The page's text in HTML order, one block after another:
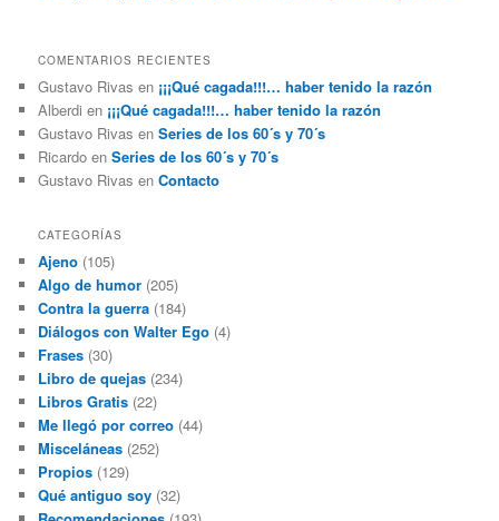
COMENTARIOS RECIENTES
Gustavo Rivas en ¡¡¡Qué cagada!!!… haber tenido la razón
Alberdi en ¡¡¡Qué cagada!!!… haber tenido la razón
Gustavo Rivas enSeries de los 60´s y 70´s
Ricardo enSeries de los 60´s y 70´s
Gustavo Rivas enContacto
CATEGORÍAS
Ajeno (105)
Algo de humor (205)
Contra la guerra (184)
Diálogos con Walter Ego (4)
Frases (30)
Libro de quejas (234)
Libros Gratis (22)
Me llegó por correo (44)
Misceláneas (252)
Propios (129)
Qué antiguo soy (32)